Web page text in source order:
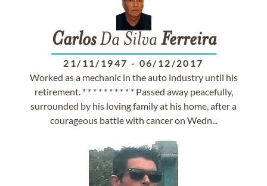
CarlosDa Silva Ferreira
21/11/1947 - 06/12/2017
Worked as a mechanic in the auto industry until his
retirement. * * * * * * * * * * Passed away peacefully,
surrounded by his loving family at his home, after a
courageous battle with cancer on Wedn...